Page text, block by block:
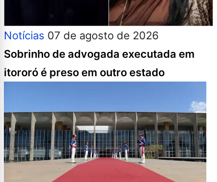
Notícias 07 de agosto de 2026
Sobrinho de advogada executada em
itororó é preso em outro estado